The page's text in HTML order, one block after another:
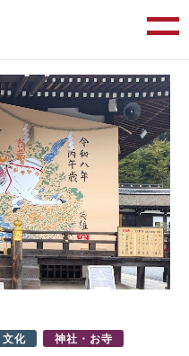
文化 神社・お寺